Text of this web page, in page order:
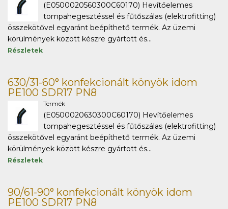
(E0500020560300C60170) Hevítőelemes
tompahegesztéssel és fűtőszálas (elektrofitting)
összekötővel egyaránt beépíthető termék. Az üzemi
körülmények között készre gyártott és...
Részletek
630/31-60° konfekcionált könyök idom
PE100 SDR17 PN8
Termék
(E0500020630300C60170) Hevítőelemes
tompahegesztéssel és fűtőszálas (elektrofitting)
összekötővel egyaránt beépíthető termék. Az üzemi
körülmények között készre gyártott és...
Részletek
90/61-90° konfekcionált könyök idom
PE100 SDR17 PN8